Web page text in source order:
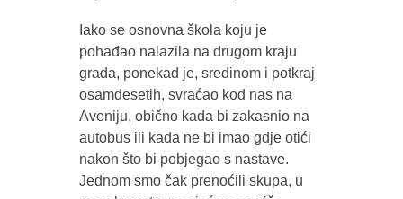
Iako se osnovna škola koju je
pohađao nalazila na drugom kraju
grada, ponekad je, sredinom i potkraj
osamdesetih, svraćao kod nas na
Aveniju, obično kada bi zakasnio na
autobus ili kada ne bi imao gdje otići
nakon što bi pobjegao s nastave.
Jednom smo čak prenoćili skupa, u